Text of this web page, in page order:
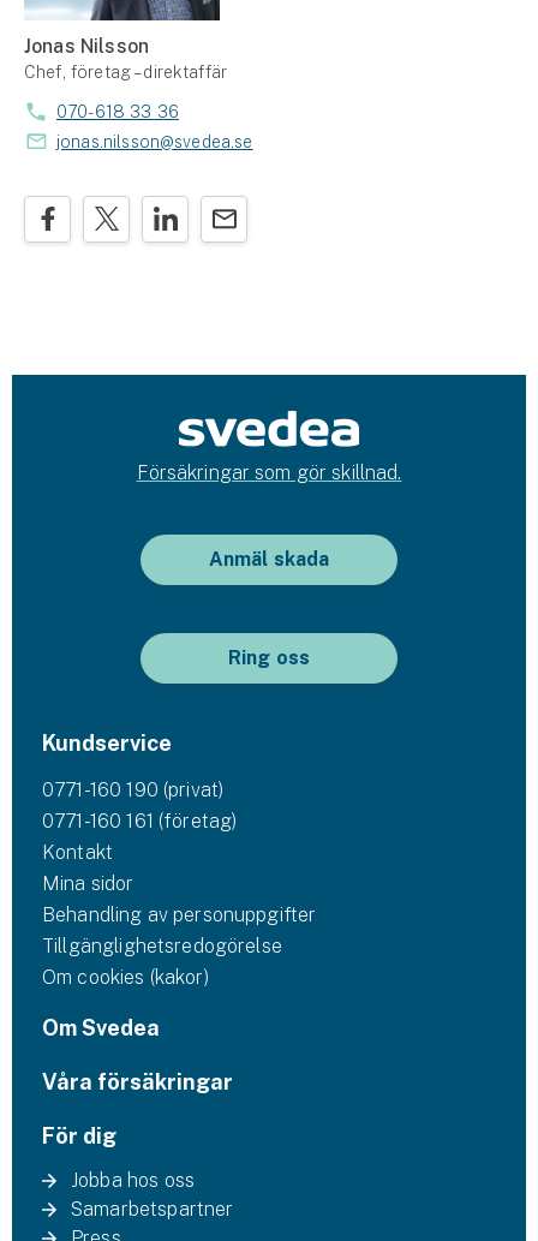
Jonas Nilsson
Chef, företag – direktaffär
070-618 33 36
jonas.nilsson@svedea.se
Försäkringar som gör skillnad.
Anmäl skada
Ring oss
Kundservice
0771-160 190 (privat)
0771-160 161 (företag)
Kontakt
Mina sidor
Behandling av personuppgifter
Tillgänglighetsredogörelse
Om cookies (kakor)
Om Svedea
Våra försäkringar
För dig
Jobba hos oss
Samarbetspartner